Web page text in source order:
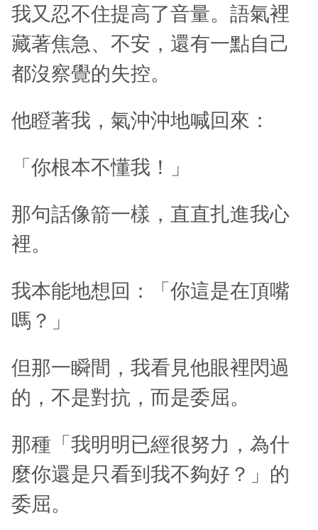
我又忍不住提高了音量。語氣裡
藏著焦急、不安，還有一點自己
都沒察覺的失控。
他瞪著我，氣沖沖地喊回來：
「你根本不懂我！」
那句話像箭一樣，直直扎進我心
裡。
我本能地想回：「你這是在頂嘴
嗎？」
但那一瞬間，我看見他眼裡閃過
的，不是對抗，而是委屈。
那種「我明明已經很努力，為什
麼你還是只看到我不夠好？」的
委屈。